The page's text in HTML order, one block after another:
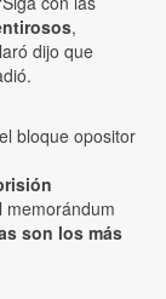
,
dijo que
bloque opositor
memorándum
son los más